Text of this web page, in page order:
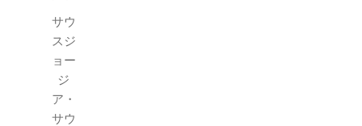
サウ
スジ
ョー
ジ
ア・
サウ